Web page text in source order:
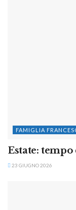
FAMIGLIA
Estate:
23 GIUGNO 2026